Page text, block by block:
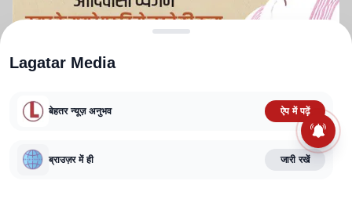
TERMS AND CONDITIONS
CORRECTIONS POLICY
FACT CHECKING POLICY
Lagatar Media Pvt. Ltd.
Lagatar Media
बेहतर न्यूज़ अनुभव ऐप में पढ़ें
ब्राउज़र में ही जारी रखें